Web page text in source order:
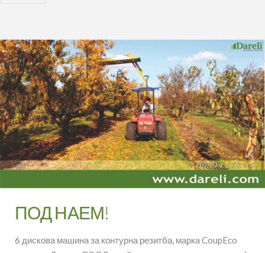
ПОД НАЕМ!
6 дискова машина за контурна резитба, марка CoupEco